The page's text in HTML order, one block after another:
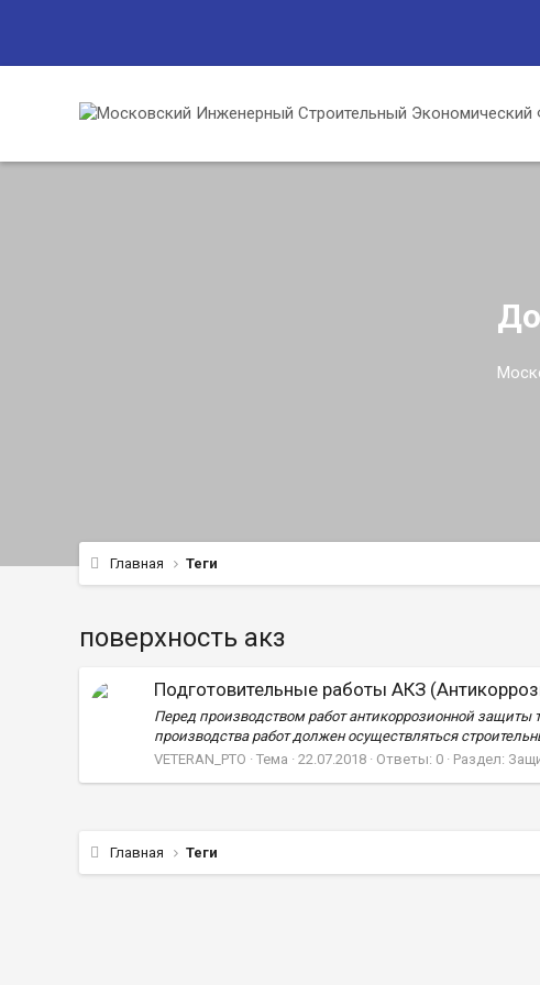
Главная Теги
поверхность акз
Подготовительные работы АКЗ
Перед производством работ антикоррозионной защиты
производства работ должен осуществляться
VETERAN_PTO
Тема 22.07.2018 Ответы: 0 Раздел:
Главная Теги